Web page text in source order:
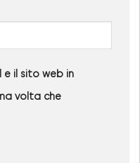
e il sito web in
volta che